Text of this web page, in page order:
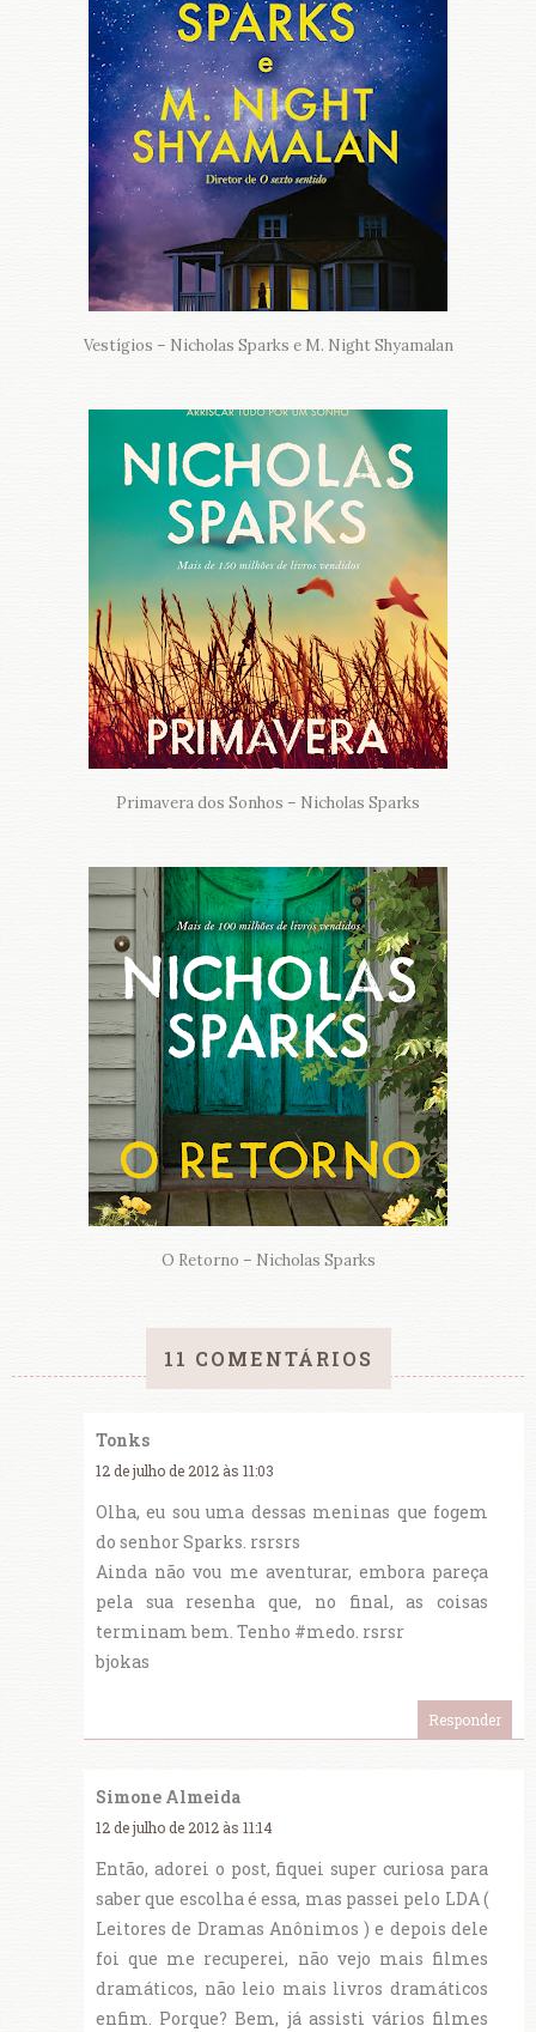
Vestígios – Nicholas Sparks e M. Night Shyamalan
Primavera dos Sonhos – Nicholas Sparks
O Retorno – Nicholas Sparks
11 COMENTÁRIOS
Tonks
12 de julho de 2012 às 11:03
Olha, eu sou uma dessas meninas que fogem
do senhor Sparks. rsrsrs
Ainda não vou me aventurar, embora pareça
pela sua resenha que, no final, as coisas
terminam bem. Tenho #medo. rsrsr
bjokas
Responder
Simone Almeida
12 de julho de 2012 às 11:14
Então, adorei o post, fiquei super curiosa para
saber que escolha é essa, mas passei pelo LDA (
Leitores de Dramas Anônimos ) e depois dele
foi que me recuperei, não vejo mais filmes
dramáticos, não leio mais livros dramáticos
enfim. Porque? Bem, já assisti vários filmes